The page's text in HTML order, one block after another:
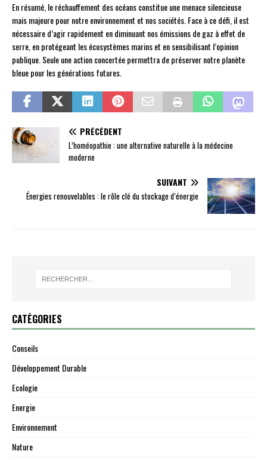
En résumé, le réchauffement des océans constitue une menace silencieuse
mais majeure pour notre environnement et nos sociétés. Face à ce défi, il est
nécessaire d’agir rapidement en diminuant nos émissions de gaz à effet de
serre, en protégeant les écosystèmes marins et en sensibilisant l’opinion
publique. Seule une action concertée permettra de préserver notre planète
bleue pour les générations futures.
PRÉCÉDENT
L’homéopathie : une alternative naturelle à la médecine
moderne
SUIVANT
Énergies renouvelables : le rôle clé du stockage d’énergie
CATÉGORIES
Conseils
Développement Durable
Ecologie
Energie
Environnement
Nature